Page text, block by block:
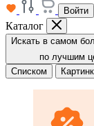
Войти
Каталог
Искать в самом
по лучшим
Списком